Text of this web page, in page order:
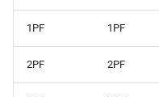
Fremdsprachen)A5
Schülerpersonalblatt (mit
Fremdsprachenfolge)
1PF 1PF
2PF 2PF